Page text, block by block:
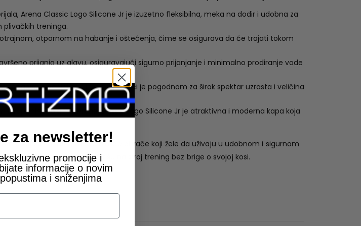
Arena Classic Logo Silicone Jr je izuzetno fleksibilna, meka na dodir i udobna za
treninga.
otpornom na habanje i oštećenja, čime se osigurava da će trajati tokom
prijanja uz glavu, osiguravajući sigurno prijanjanje i minimalno prodiranje vode
odgovara većini dečjih glava, čineći je pogodnom za širok spektar uzrasta i veličina
bojama, Arena Classic Logo Silicone Jr je atraktivna i moderna kapa koja
koja je idealna za sve mlade plivače koji žele da uživaju u udobnom i sigurnom
plivačima da se koncentrišu na svoj trening bez brige o svojoj kosi.
za newsletter!
promocije i
informacije o novim
i sniženjima